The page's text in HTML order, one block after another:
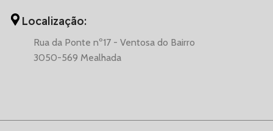
Localização:
Rua da Ponte nº17 - Ventosa do Bairro
3050-569 Mealhada